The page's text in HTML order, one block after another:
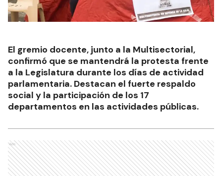
El gremio docente, junto a la Multisectorial,
confirmó que se mantendrá la protesta frente
a la Legislatura durante los días de actividad
parlamentaria. Destacan el fuerte respaldo
social y la participación de los 17
departamentos en las actividades públicas.
Ads